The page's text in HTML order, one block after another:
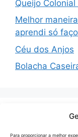
Para proporcionar a melhor
Queijo
Melhor
aprendi só
Céu dos Anjos
Bolacha